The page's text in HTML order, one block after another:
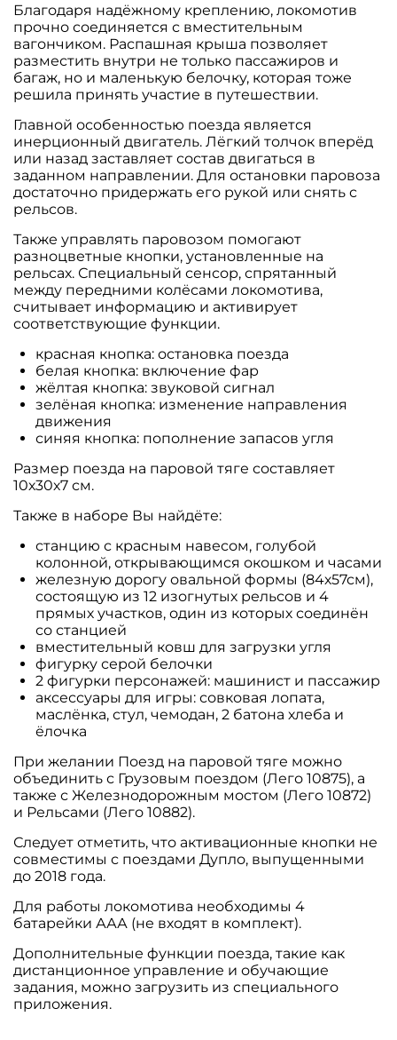
Благодаря надёжному креплению, локомотив
прочно соединяется с вместительным
вагончиком. Распашная крыша позволяет
разместить внутри не только пассажиров и
багаж, но и маленькую белочку, которая тоже
решила принять участие в путешествии.
Главной особенностью поезда является
инерционный двигатель. Лёгкий толчок вперёд
или назад заставляет состав двигаться в
заданном направлении. Для остановки паровоза
достаточно придержать его рукой или снять с
рельсов.
Также управлять паровозом помогают
разноцветные кнопки, установленные на
рельсах. Специальный сенсор, спрятанный
между передними колёсами локомотива,
считывает информацию и активирует
соответствующие функции.
красная кнопка: остановка поезда
белая кнопка: включение фар
жёлтая кнопка: звуковой сигнал
зелёная кнопка: изменение направления
движения
синяя кнопка: пополнение запасов угля
Размер поезда на паровой тяге составляет
10х30х7 см.
Также в наборе Вы найдёте:
станцию с красным навесом, голубой
колонной, открывающимся окошком и часами
железную дорогу овальной формы (84х57см),
состоящую из 12 изогнутых рельсов и 4
прямых участков, один из которых соединён
со станцией
вместительный ковш для загрузки угля
фигурку серой белочки
2 фигурки персонажей: машинист и пассажир
аксессуары для игры: совковая лопата,
маслёнка, стул, чемодан, 2 батона хлеба и
ёлочка
При желании Поезд на паровой тяге можно
объединить с Грузовым поездом (Лего 10875), а
также с Железнодорожным мостом (Лего 10872)
и Рельсами (Лего 10882).
Следует отметить, что активационные кнопки не
совместимы с поездами Дупло, выпущенными
до 2018 года.
Для работы локомотива необходимы 4
батарейки ААА (не входят в комплект).
Дополнительные функции поезда, такие как
дистанционное управление и обучающие
задания, можно загрузить из специального
приложения.